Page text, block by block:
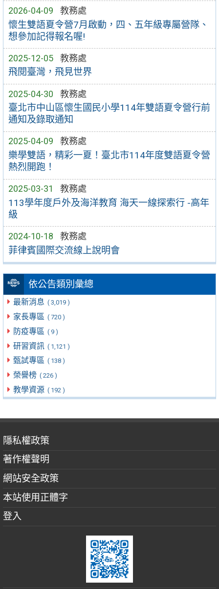
2026-04-09 教務處
懷生雙語夏令營7月啟動，四、五年級專屬營隊、
想參加記得報名喔!
2025-12-05 教務處
飛閱臺灣，飛見世界
2025-04-30 教務處
臺北市中山區懷生國民小學114年雙語夏令營行前
通知及錄取通知
2025-04-09 教務處
樂學雙語，精彩一夏！臺北市114年度雙語夏令營
熱烈開跑！
2025-03-31 教務處
113學年度戶外及海洋教育 海天一線探索行 -高年
級
2024-10-18 教務處
菲律賓國際交流線上說明會
依公告類別彙總
最新消息 ( 3,019 )
家長專區 ( 720 )
防疫專區 ( 9 )
研習資訊 ( 1,121 )
甄試專區 ( 138 )
榮譽榜 ( 226 )
教學資源 ( 192 )
隱私權政策
著作權聲明
網站安全政策
本站使用正體字
登入